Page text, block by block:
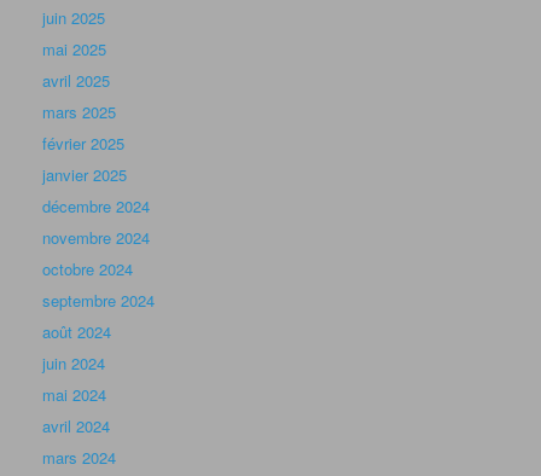
juin 2025
mai 2025
avril 2025
mars 2025
février 2025
janvier 2025
décembre 2024
novembre 2024
octobre 2024
septembre 2024
août 2024
juin 2024
mai 2024
avril 2024
mars 2024